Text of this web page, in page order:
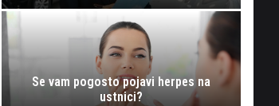
Se vam pogosto pojavi herpes na
ustnici?